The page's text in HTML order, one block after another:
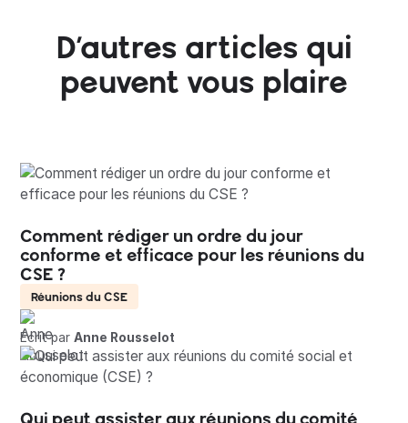
D’autres articles qui
peuvent vous plaire
Comment rédiger un ordre du jour
conforme et efficace pour les réunions du
CSE ?
Réunions du CSE
Écrit parAnne Rousselot
Qui peut assister aux réunions du comité